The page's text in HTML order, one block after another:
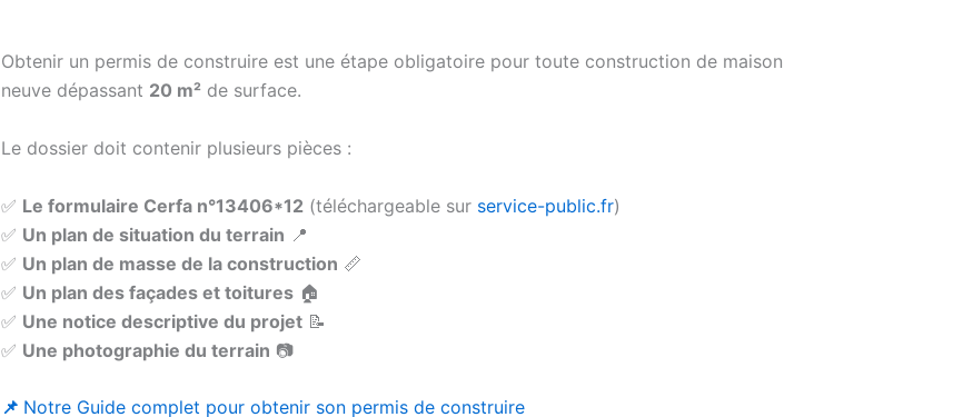
Obtenir un permis de construire est une étape obligatoire pour toute construction de maison
neuve dépassant 20 m²de surface.
Le dossier doit contenir plusieurs pièces :
✅ Le formulaire Cerfa n°13406*12(téléchargeable sur service-public.fr)
✅ Un plan de situation du terrain 📍
✅ Un plan de masse de la construction 📏
✅ Un plan des façades et toitures🏠
✅ Une notice descriptive du projet📝
✅ Une photographie du terrain 📷
📌 Notre Guide complet pour obtenir son permis de construire